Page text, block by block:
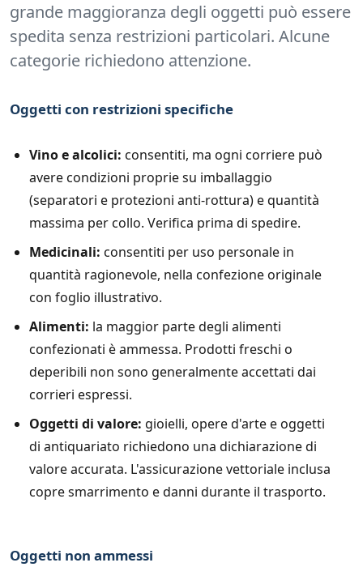
grande maggioranza degli oggetti può essere
spedita senza restrizioni particolari. Alcune
categorie richiedono attenzione.
Oggetti con restrizioni specifiche
Vino e alcolici: consentiti, ma ogni corriere può
avere condizioni proprie su imballaggio
(separatori e protezioni anti-rottura) e quantità
massima per collo. Verifica prima di spedire.
Medicinali: consentiti per uso personale in
quantità ragionevole, nella confezione originale
con foglio illustrativo.
Alimenti: la maggior parte degli alimenti
confezionati è ammessa. Prodotti freschi o
deperibili non sono generalmente accettati dai
corrieri espressi.
Oggetti di valore: gioielli, opere d'arte e oggetti
di antiquariato richiedono una dichiarazione di
valore accurata. L'assicurazione vettoriale inclusa
copre smarrimento e danni durante il trasporto.
Oggetti non ammessi